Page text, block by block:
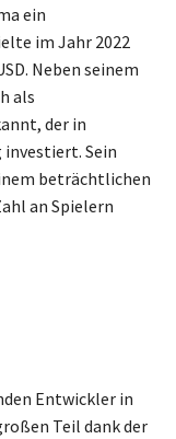
ein
im Jahr 2022
Neben seinem
als
der in
Sein
beträchtlichen
an Spielern
Entwickler in
Teil dank der